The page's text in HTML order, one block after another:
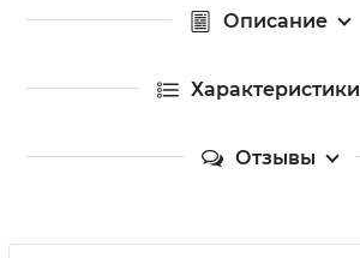
Описание
Характеристики
Отзывы